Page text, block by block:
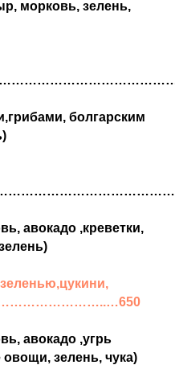
морковь, зелень,
болгарским
авокадо ,креветки,
авокадо ,угрь
зелень, чука)